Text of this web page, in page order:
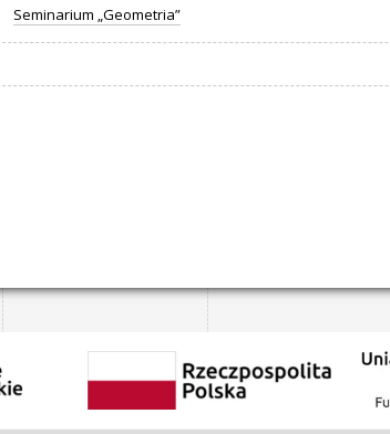
Seminarium „Geometria”